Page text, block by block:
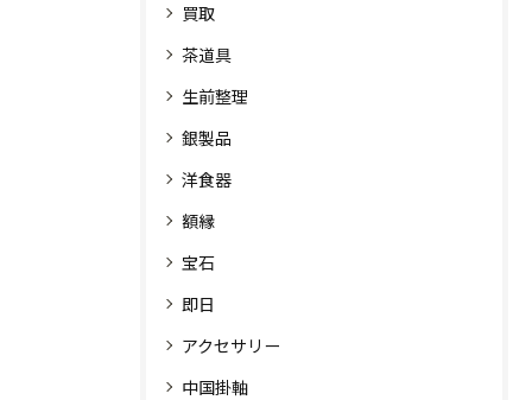
買取
茶道具
生前整理
銀製品
洋食器
額縁
宝石
即日
アクセサリー
中国掛軸